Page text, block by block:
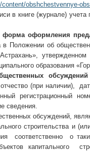
content/obshchestvennye-
книге (журнале) учета
форма оформления
в Положении об
образования
обсуждений
(при наличии),
регистрационный
сведения.
обсуждений,
строительства и
соответственно о
капитального